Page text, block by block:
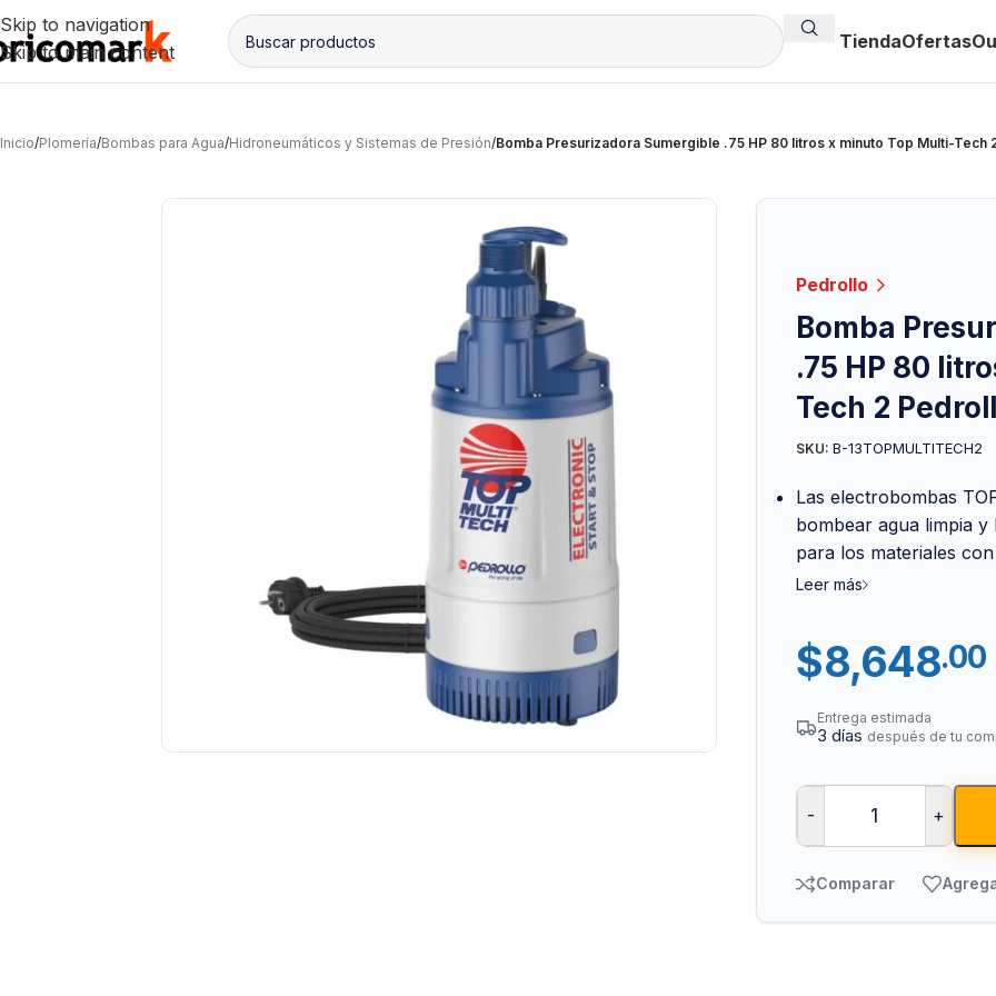
Skip to navigation
Skip to main content
Tienda
Tuberías y
Sistemas Contra
Acero Galvanizado
CPVC
Ofertas
Inicio/Plomería/Bombas para Agua/Hidroneumáticos y Sistemas de Presión/Bomba Presurizadora Sumergible .75 HP 80 litros x minuto Top Multi-Tech
Pedrollo
Bomba
.75 HP 80
Tech 2
SKU: B-13TOPMULTITECH2
Las electrobombas
bombear agua limpia y
para los materiales
Leer más
$8,648.00
Entrega estimada
3 días después de tu
- +
Comparar